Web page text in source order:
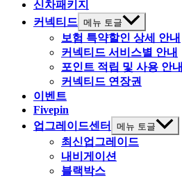
신차패키지
커넥티드 메뉴 토글
보험 특약할인 상세 안내
커넥티드 서비스별 안내
포인트 적립 및 사용 안내
커넥티드 연장권
이벤트
Fivepin
업그레이드센터
메뉴 토글
최신업그레이드
내비게이션
블랙박스